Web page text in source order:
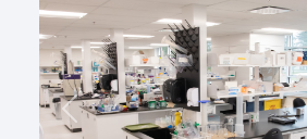
Précédent